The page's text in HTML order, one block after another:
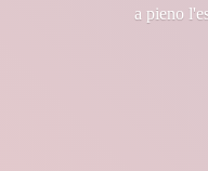
a pieno